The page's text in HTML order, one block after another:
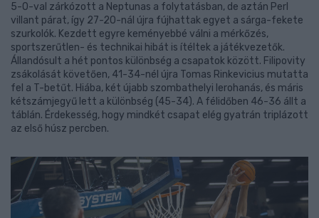
5-0-val zárkózott a Neptunas a folytatásban, de aztán Perl
villant párat, így 27-20-nál újra fújhattak egyet a sárga-fekete
szurkolók. Kezdett egyre keményebbé válni a mérkőzés,
sportszerűtlen- és technikai hibát is ítéltek a játékvezetők.
Állandósult a hét pontos különbség a csapatok között. Filipovity
zsákolását követően, 41-34-nél újra Tomas Rinkevicius mutatta
fel a T-betűt. Hiába, két újabb szombathelyi lerohanás, és máris
kétszámjegyű lett a különbség (45-34). A félidőben 46-36 állt a
táblán. Érdekesség, hogy mindkét csapat elég gyatrán triplázott
az első húsz percben.